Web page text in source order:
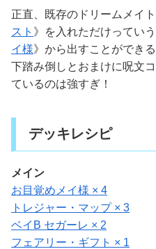
正直、既存のドリームメイ
スト 》を入れただけってい
イ様》から出すことができ
下踏み倒しとおまけに呪文
ているのは強すぎ！
デッキレシピ
メイン
お目覚めメイ様 × 4
トレジャー・マップ × 3
ベイB セガーレ × 2
フェアリー・ギフト × 1